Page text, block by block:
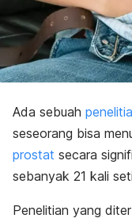
Ada sebuah
seseorang bisa
prostat secara
sebanyak 21 kali
Penelitian yang